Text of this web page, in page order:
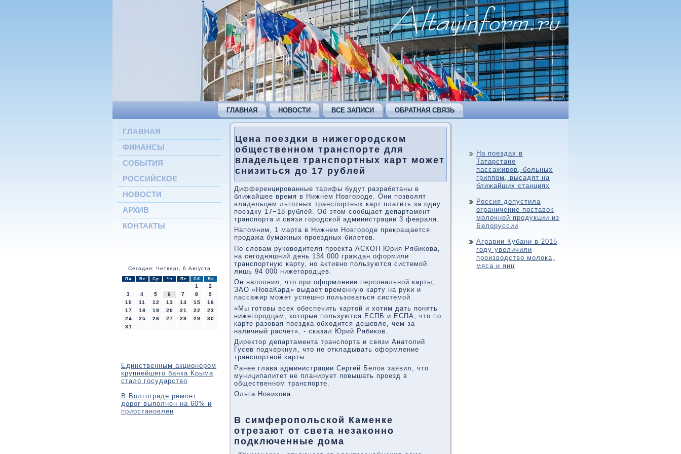
ГЛАВНАЯ НОВОСТИ ВСЕ ЗАПИСИ ОБРАТНАЯ СВЯЗЬ
ГЛАВНАЯ
ФИНАНСЫ
СОБЫТИЯ
РОССИЙСКОЕ
НОВОСТИ
АРХИВ
КОНТАКТЫ
Сегодня: Четверг, 6 Августа
Пн Вт Ср Чт Пт Сб Вс
1
2
3
4 5 6 7 8
9
10
11 12 13 14 15
16
17
18 19 20 21 22
23
24
25 26 27 28 29
30
31
Единственным акционером
крупнейшего банка Крыма
стало государство
В Волгограде ремонт
дорог выполнен на 60% и
приостановлен
Цена поездки в нижегородском
общественном транспорте для
владельцев транспортных карт может
снизиться до 17 рублей
Дифференцированные тарифы будут разработаны в
ближайшее время в Нижнем Новгороде. Они позволят
владельцем льготных транспортных карт платить за одну
поездку 17−18 рублей. Об этом сообщает департамент
транспорта и связи городской администрации 3 февраля.
Напомним, 1 марта в Нижнем Новгороде прекращается
продажа бумажных проездных билетов.
По словам руководителя проекта АСКОП Юрия Рябикова,
на сегодняшний день 134 000 граждан оформили
транспортную карту, но активно пользуются системой
лишь 94 000 нижегородцев.
Он наполнил, что при оформлении персональной карты,
ЗАО «НоваКард» выдает временную карту на руки и
пассажир может успешно пользоваться системой.
«Мы готовы всех обеспечить картой и хотим дать понять
нижегородцам, которые пользуются ЕСПБ и ЕСПА, что по
карте разовая поездка обходится дешевле, чем за
наличный расчет», - сказал Юрий Рябиков.
Директор департамента транспорта и связи Анатолий
Гусев подчеркнул, что не откладывать оформление
транспортной карты.
Ранее глава администрации Сергей Белов заявил, что
муниципалитет не планирует повышать проезд в
общественном транспорте.
Ольга Новикова.
В симферопольской Каменке
отрезают от света незаконно
подключенные дома
На поездах в
Татарстане
пассажиров, больных
гриппом, высадят на
ближайших станциях
Россия допустила
ограничение поставок
молочной продукции из
Белоруссии
Аграрии Кубани в 2015
году увеличили
производство молока,
мяса и яиц